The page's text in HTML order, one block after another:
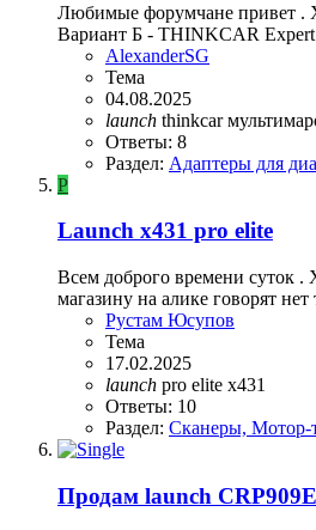
Любимые форумчане привет .
Вариант Б - THINKCAR Expert
AlexanderSG
Тема
04.08.2025
launch thinkcar
Ответы: 8
Раздел: Адаптеры для
Р
Launch x431 pro elite
Всем доброго времени суток
магазину на алике говорят
Рустам Юсупов
Тема
17.02.2025
launch pro elite x431
Ответы: 10
Раздел: Сканеры, Мотор-
Продам launch CRP909E